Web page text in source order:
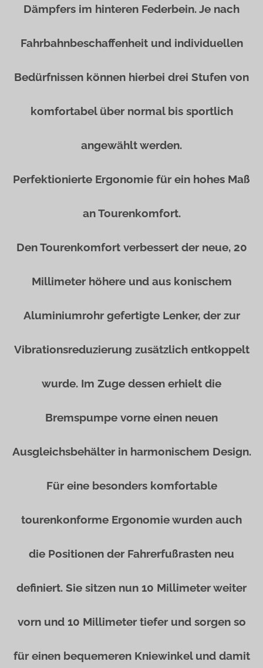
Dämpfers im hinteren Federbein. Je nach
Fahrbahnbeschaffenheit und individuellen
Bedürfnissen können hierbei drei Stufen von
komfortabel über normal bis sportlich
angewählt werden.
Perfektionierte Ergonomie für ein hohes Maß
an Tourenkomfort.
Den Tourenkomfort verbessert der neue, 20
Millimeter höhere und aus konischem
Aluminiumrohr gefertigte Lenker, der zur
Vibrationsreduzierung zusätzlich entkoppelt
wurde. Im Zuge dessen erhielt die
Bremspumpe vorne einen neuen
Ausgleichsbehälter in harmonischem Design.
Für eine besonders komfortable
tourenkonforme Ergonomie wurden auch
die Positionen der Fahrerfußrasten neu
definiert. Sie sitzen nun 10 Millimeter weiter
vorn und 10 Millimeter tiefer und sorgen so
für einen bequemeren Kniewinkel und damit